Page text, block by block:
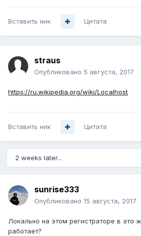
Вставить ник Цитата
straus
Опубликовано 5 августа, 2017
https://ru.wikipedia.org/wiki/Localhost
Вставить ник Цитата
2 weeks later...
sunrise333
Опубликовано 15 августа, 2017
Локально на этом регистраторе в это
работает?